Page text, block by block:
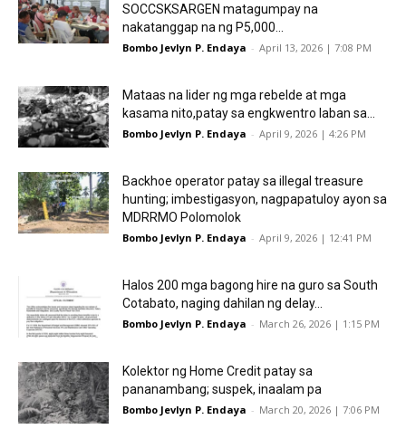
SOCCSKSARGEN matagumpay na
nakatanggap na ng P5,000...
Bombo Jevlyn P. Endaya - April 13, 2026 | 7:08 PM
Mataas na lider ng mga rebelde at mga
kasama nito,patay sa engkwentro laban sa...
Bombo Jevlyn P. Endaya - April 9, 2026 | 4:26 PM
Backhoe operator patay sa illegal treasure
hunting; imbestigasyon, nagpapatuloy ayon sa
MDRRMO Polomolok
Bombo Jevlyn P. Endaya - April 9, 2026 | 12:41 PM
Halos 200 mga bagong hire na guro sa South
Cotabato, naging dahilan ng delay...
Bombo Jevlyn P. Endaya - March 26, 2026 | 1:15 PM
Kolektor ng Home Credit patay sa
pananambang; suspek, inaalam pa
Bombo Jevlyn P. Endaya - March 20, 2026 | 7:06 PM